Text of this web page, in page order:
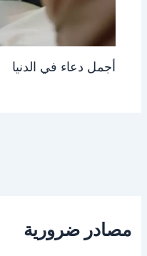
أجمل دعاء في الدنيا
مصادر ضرورية